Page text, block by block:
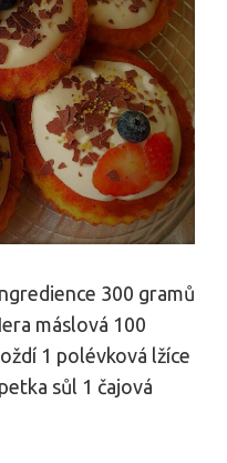
300 gramů
máslová 100
1 polévková lžíce
sůl 1 čajová